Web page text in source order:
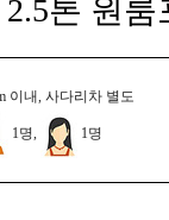
톤 원룸
이내, 사다리차 별도
1명, 1명